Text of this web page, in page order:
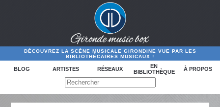
DÉCOUVREZ LA SCÈNE MUSICALE GIRONDINE VUE PAR LES
BIBLIOTHÉCAIRES MUSICAUX !
BLOG ARTISTES RÉSEAUX
EN
BIBLIOTHÈQUE
À PROPOS